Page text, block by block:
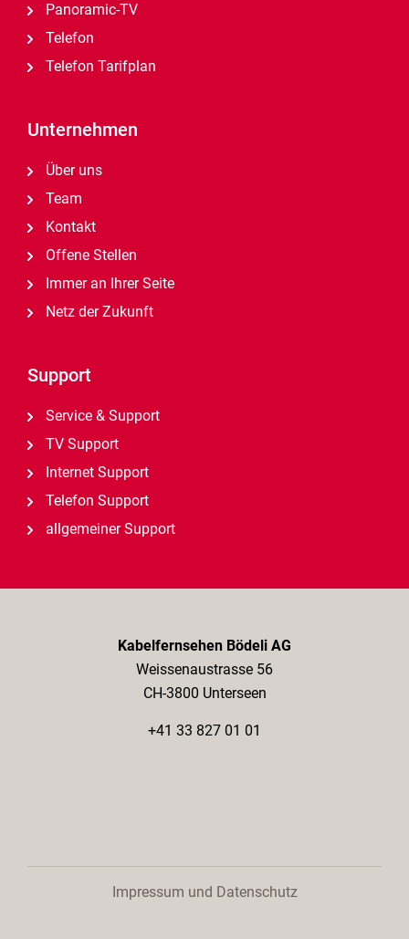
Panoramic-TV
Telefon
Telefon Tarifplan
Unternehmen
Über uns
Team
Kontakt
Offene Stellen
Immer an Ihrer Seite
Netz der Zukunft
Support
Service & Support
TV Support
Internet Support
Telefon Support
allgemeiner Support
Kabelfernsehen Bödeli AG
Weissenaustrasse 56
CH-3800 Unterseen
+41 33 827 01 01
Impressum und Datenschutz